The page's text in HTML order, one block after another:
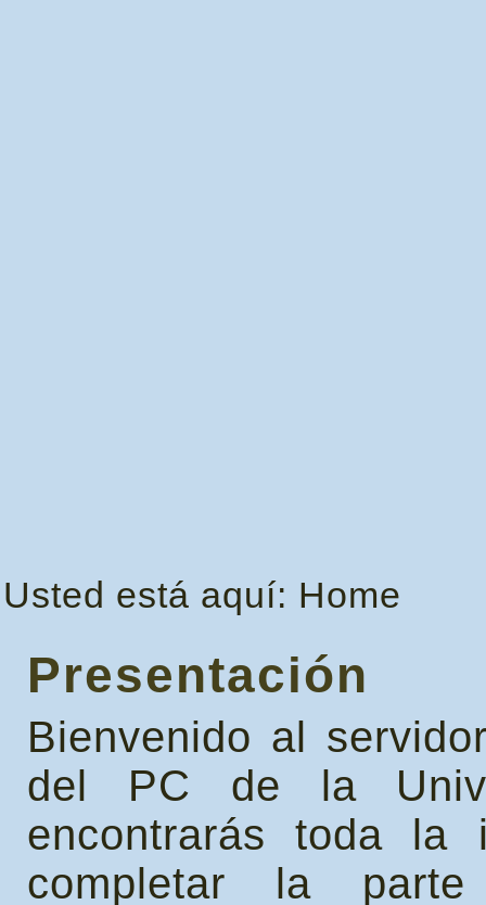
Usted está aquí: Home
Presentación
Bienvenido al
del PC de la
encontrarás toda la
completar la